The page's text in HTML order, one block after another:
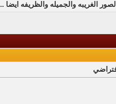
الغريبه والجميله والظريفه ايضا ..